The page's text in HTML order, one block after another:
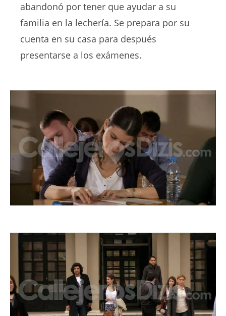
abandonó por tener que ayudar a su
familia en la lechería. Se prepara por su
cuenta en su casa para después
presentarse a los exámenes.